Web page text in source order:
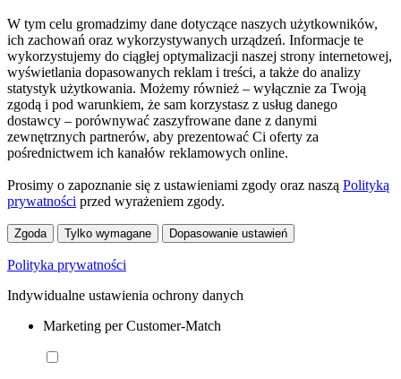
W tym celu gromadzimy dane dotyczące naszych użytkowników,
ich zachowań oraz wykorzystywanych urządzeń. Informacje te
wykorzystujemy do ciągłej optymalizacji naszej strony internetowej,
wyświetlania dopasowanych reklam i treści, a także do analizy
statystyk użytkowania. Możemy również – wyłącznie za Twoją
zgodą i pod warunkiem, że sam korzystasz z usług danego
dostawcy – porównywać zaszyfrowane dane z danymi
zewnętrznych partnerów, aby prezentować Ci oferty za
pośrednictwem ich kanałów reklamowych online.
Prosimy o zapoznanie się z ustawieniami zgody oraz naszą Polityką
prywatności przed wyrażeniem zgody.
Zgoda Tylko wymagane Dopasowanie ustawień
Polityka prywatności
Indywidualne ustawienia ochrony danych
Marketing per Customer-Match